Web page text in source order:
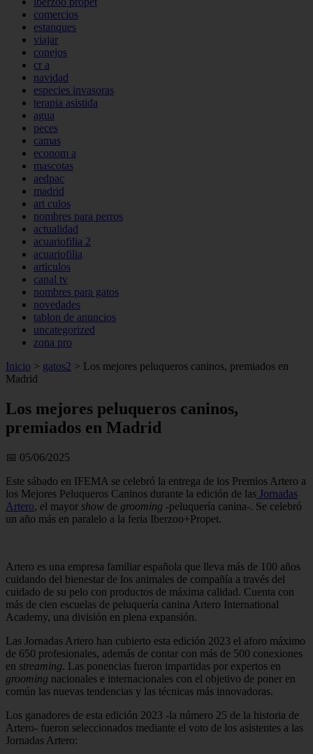
comercios
estanques
viajar
conejos
cr a
navidad
especies invasoras
terapia asistida
agua
peces
camas
econom a
mascotas
aedpac
madrid
art culos
nombres para perros
actualidad
acuariofilia 2
acuariofilia
articulos
canal tv
nombres para gatos
novedades
tablon de anuncios
uncategorized
zona pro
Inicio > gatos2 > Los mejores peluqueros caninos, premiados en
Madrid
Los mejores peluqueros caninos,
premiados en Madrid
📅 05/06/2025
Este sábado en IFEMA se celebró la entrega de los Premios Artero a
los Mejores Peluqueros Caninos durante la edición de las Jornadas
Artero, el mayor show de grooming -peluquería canina-. Se celebró
un año más en paralelo a la feria Iberzoo+Propet.
Artero es una empresa familiar española que lleva más de 100 años
cuidando del bienestar de los animales de compañía a través del
cuidado de su pelo con productos de máxima calidad. Cuenta con
más de cien escuelas de peluquería canina Artero International
Academy, una división en plena expansión.
Las Jornadas Artero han cubierto esta edición 2023 el aforo máximo
de 650 profesionales, además de contar con más de 500 conexiones
en streaming. Las ponencias fueron impartidas por expertos en
grooming nacionales e internacionales con el objetivo de poner en
común las nuevas tendencias y las técnicas más innovadoras.
Los ganadores de esta edición 2023 -la número 25 de la historia de
Artero- fueron seleccionados mediante el voto de los asistentes a las
Jornadas Artero: